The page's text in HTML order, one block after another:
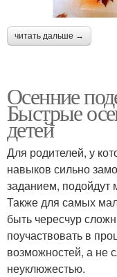
читать дальше →
Осенние
Быстрые
детей
Для родителей, у
навыков сильно
заданием, подойдут
Также для самых
быть чересчур
поучаствовать в
возможностей, а не
неуклюжестью.